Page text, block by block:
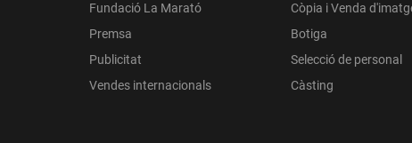
Fundació La Marató
Premsa
Publicitat
Vendes internacionals
Còpia i Venda
Botiga
Selecció de personal
Càsting